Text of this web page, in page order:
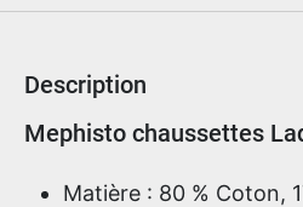
Description
Informations sur le
Mephisto chaussettes
Matière : 80 % Coton,